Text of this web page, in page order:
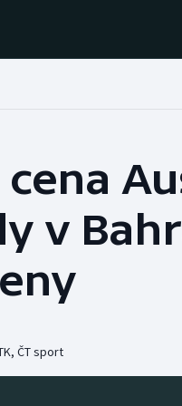
Baseball a softbal
Basketbal
Biatlon
v
, ČT sport